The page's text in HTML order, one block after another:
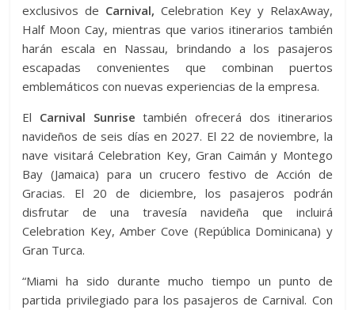
exclusivos de Carnival, Celebration Key y RelaxAway,
Half Moon Cay, mientras que varios itinerarios también
harán escala en Nassau, brindando a los pasajeros
escapadas convenientes que combinan puertos
emblemáticos con nuevas experiencias de la empresa.
El Carnival Sunrise también ofrecerá dos itinerarios
navideños de seis días en 2027. El 22 de noviembre, la
nave visitará Celebration Key, Gran Caimán y Montego
Bay (Jamaica) para un crucero festivo de Acción de
Gracias. El 20 de diciembre, los pasajeros podrán
disfrutar de una travesía navideña que incluirá
Celebration Key, Amber Cove (República Dominicana) y
Gran Turca.
“Miami ha sido durante mucho tiempo un punto de
partida privilegiado para los pasajeros de Carnival. Con